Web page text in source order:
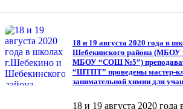
18 и 19 августа 2020 года в
Шебекинского района
МБОУ “СОШ №5”)
“ШТПТ” проведены мастер-
занимательной химии для
18 и 19 августа 2020 года